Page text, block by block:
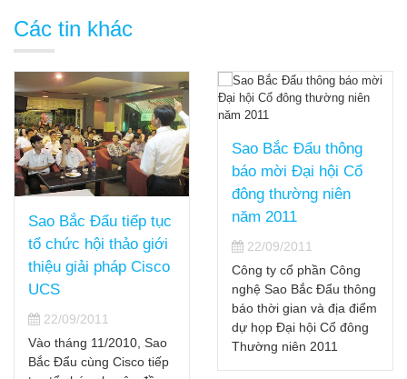
Các tin khác
Sao Bắc Đẩu tiếp tục
tổ chức hội thảo giới
thiệu giải pháp Cisco
UCS
22/09/2011
Vào tháng 11/2010, Sao
Bắc Đẩu cùng Cisco tiếp
Sao Bắc Đẩu thông
báo mời Đại hội Cổ
đông thường niên
năm 2011
22/09/2011
Công ty cổ phần Công
nghệ Sao Bắc Đẩu thông
báo thời gian và địa điểm
dự họp Đại hội Cổ đông
Thường niên 2011